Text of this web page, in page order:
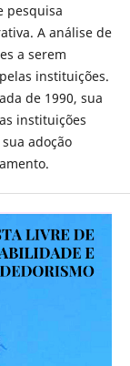
pesquisa
A análise de
a serem
instituições.
de 1990, sua
instituições
adoção